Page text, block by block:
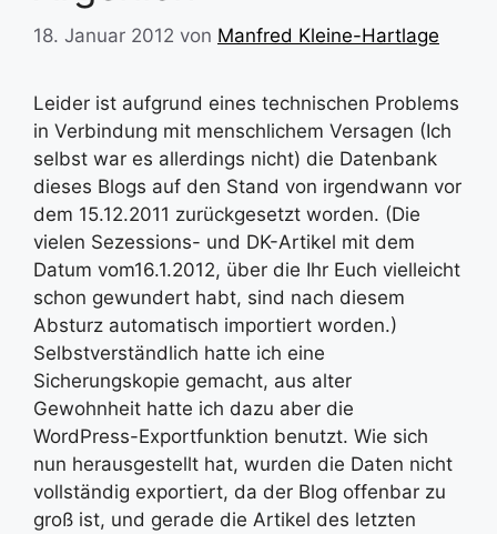
18. Januar 2012 von Manfred Kleine-Hartlage
Leider ist aufgrund eines technischen Problems
in Verbindung mit menschlichem Versagen (Ich
selbst war es allerdings nicht) die Datenbank
dieses Blogs auf den Stand von irgendwann vor
dem 15.12.2011 zurückgesetzt worden. (Die
vielen Sezessions- und DK-Artikel mit dem
Datum vom16.1.2012, über die Ihr Euch vielleicht
schon gewundert habt, sind nach diesem
Absturz automatisch importiert worden.)
Selbstverständlich hatte ich eine
Sicherungskopie gemacht, aus alter
Gewohnheit hatte ich dazu aber die
WordPress-Exportfunktion benutzt. Wie sich
nun herausgestellt hat, wurden die Daten nicht
vollständig exportiert, da der Blog offenbar zu
groß ist, und gerade die Artikel des letzten